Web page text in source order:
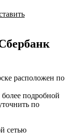
расположен по
подробной
по
сетью